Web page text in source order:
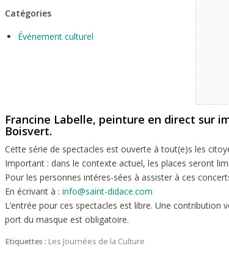
Catégories
Événement culturel
Francine Labelle, peinture en direct sur
Boisvert.
Cette série de spectacles est ouverte à tout(e)s les
Important : dans le contexte actuel, les places seront
Pour les personnes intéres-sées à assister à ces
En écrivant à : info@saint-didace.com
L’entrée pour ces spectacles est libre. Une
port du masque est obligatoire.
Etiquettes : Les Journées de la Culture